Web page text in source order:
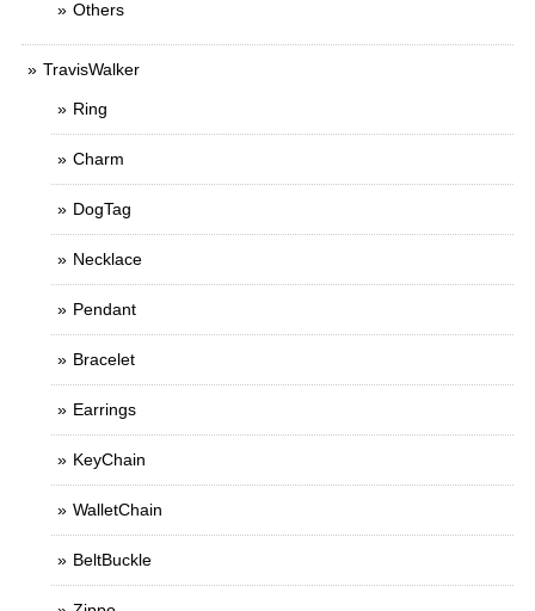
Others
TravisWalker
Ring
Charm
DogTag
Necklace
Pendant
Bracelet
Earrings
KeyChain
WalletChain
BeltBuckle